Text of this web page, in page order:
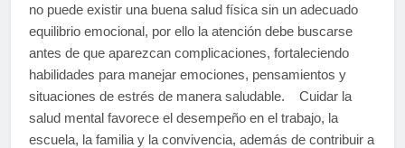
no puede existir una buena salud física sin un adecuado
equilibrio emocional, por ello la atención debe buscarse
antes de que aparezcan complicaciones, fortaleciendo
habilidades para manejar emociones, pensamientos y
situaciones de estrés de manera saludable. Cuidar la
salud mental favorece el desempeño en el trabajo, la
escuela, la familia y la convivencia, además de contribuir a